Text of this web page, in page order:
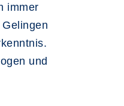
immer
und